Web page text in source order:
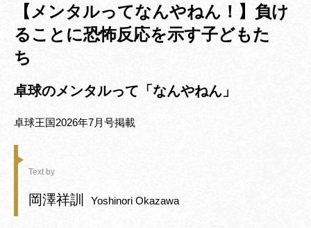
【メンタルってなんやねん！】負け
ることに恐怖反応を示す子どもた
ち
卓球のメンタルって「なんやねん」
卓球王国2026年7月号掲載
Text by
岡澤祥訓 Yoshinori Okazawa